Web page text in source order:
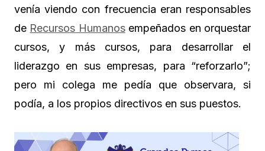
venía viendo con frecuencia eran responsables
de Recursos Humanosempeñados en orquestar
cursos, y más cursos, para desarrollar el
liderazgo en sus empresas, para “reforzarlo”;
pero mi colega me pedía que observara, si
podía, a los propios directivos en sus puestos.